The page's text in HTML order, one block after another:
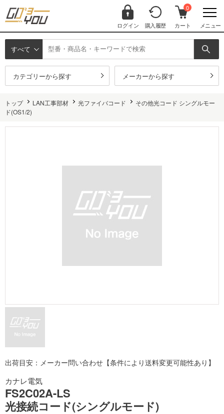
ログイン 購入履歴
0
カート メニュー
すべて
カテゴリーから探す メーカーから探す
トップ LAN工事部材 光ファイバコード
その他光コード シングルモー
ド(OS1/2)
出荷目安：メーカー問い合わせ【条件により送料変更可能性あり】
カナレ電気
FS2C02A-LS
光接続コード(シングルモード)